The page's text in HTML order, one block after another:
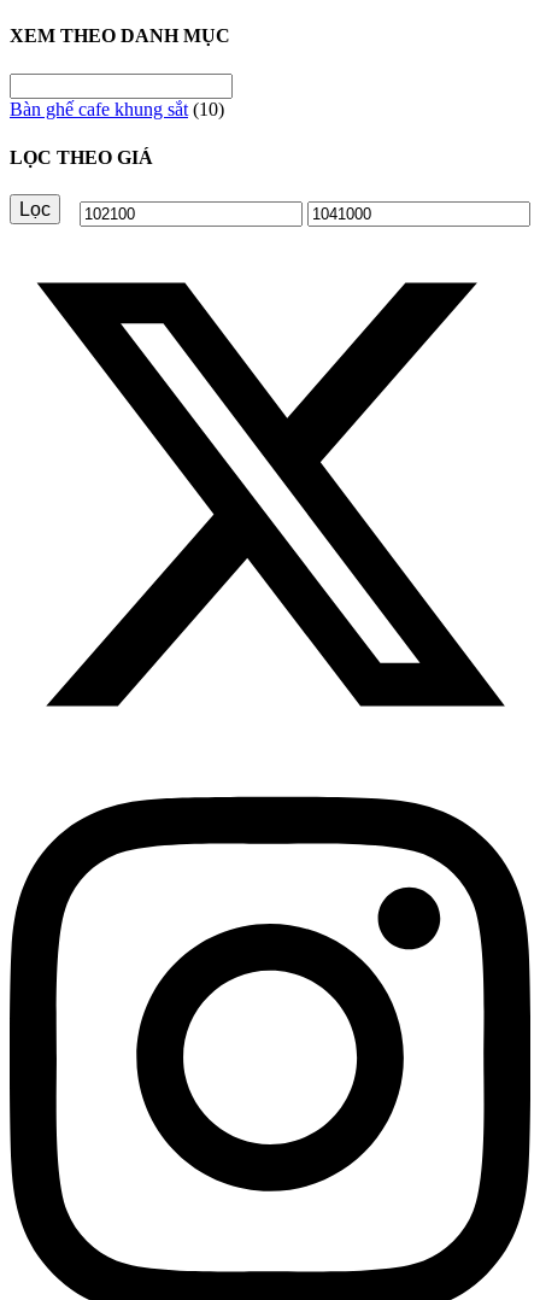
XEM THEO DANH MỤC
Bàn ghế cafe khung sắt (10)
LỌC THEO GIÁ
Giá Giá
Lọc